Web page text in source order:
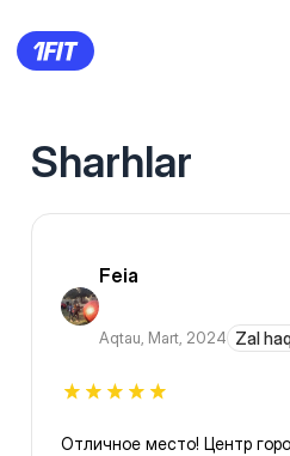
Sharhlar
Feia
Aqtau, Mart, 2024 Zal
Отличное место! Центр